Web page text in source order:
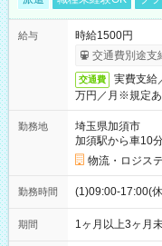
給与
時給1500円
交通費別途支
交通費
実費支給
万円／月※規定あ
勤務地
埼玉県加須市
加須駅から車10
物流・ロジス
勤務時間 (1)09:00-17:00(
期間 1ヶ月以上3ヶ月